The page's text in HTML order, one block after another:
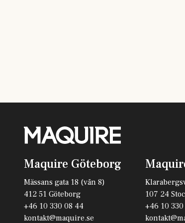
Maquire Göteborg
Mässans gata 18 (vån 8)
412 51 Göteborg
+46 10 330 08 44
kontakt@maquire.se
107 24
+46 10